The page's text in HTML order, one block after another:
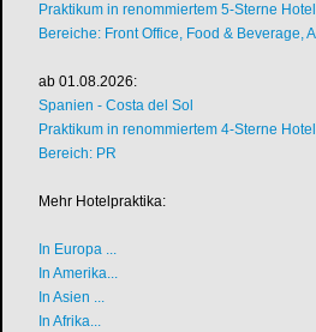
Praktikum in renommiertem 5-Sterne Hotel
Bereiche: Front Office, Food &
ab 01.08.2026:
Spanien - Costa del Sol
Praktikum in renommiertem 4-Sterne Hotel
Bereich: PR
Mehr Hotelpraktika:
In Europa ...
In Amerika...
In Asien ...
In Afrika...